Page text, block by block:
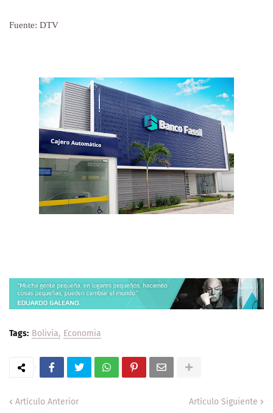
Fuente: DTV
Tags: Bolivia Economia
Artículo Anterior Artículo Siguiente